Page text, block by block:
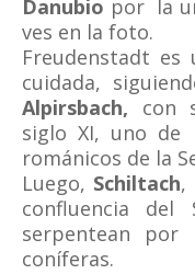
Danubio por la
ves en la foto.
Freudenstadt es
cuidada,
Alpirsbach, con
siglo XI, uno de
románicos de la
Luego, Schiltach,
confluencia
serpentean por
coníferas.